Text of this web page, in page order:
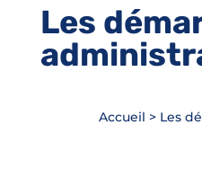
Les
Accueil > Les